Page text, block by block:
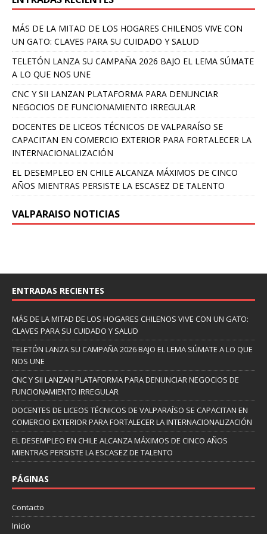
MÁS DE LA MITAD DE LOS HOGARES CHILENOS VIVE CON
UN GATO: CLAVES PARA SU CUIDADO Y SALUD
TELETÓN LANZA SU CAMPAÑA 2026 BAJO EL LEMA SÚMATE
A LO QUE NOS UNE
CNC Y SII LANZAN PLATAFORMA PARA DENUNCIAR
NEGOCIOS DE FUNCIONAMIENTO IRREGULAR
DOCENTES DE LICEOS TÉCNICOS DE VALPARAÍSO SE
CAPACITAN EN COMERCIO EXTERIOR PARA FORTALECER LA
INTERNACIONALIZACIÓN
EL DESEMPLEO EN CHILE ALCANZA MÁXIMOS DE CINCO
AÑOS MIENTRAS PERSISTE LA ESCASEZ DE TALENTO
VALPARAISO NOTICIAS
ENTRADAS RECIENTES
MÁS DE LA MITAD DE LOS HOGARES CHILENOS VIVE CON UN GATO:
CLAVES PARA SU CUIDADO Y SALUD
TELETÓN LANZA SU CAMPAÑA 2026 BAJO EL LEMA SÚMATE A LO QUE
NOS UNE
CNC Y SII LANZAN PLATAFORMA PARA DENUNCIAR NEGOCIOS DE
FUNCIONAMIENTO IRREGULAR
DOCENTES DE LICEOS TÉCNICOS DE VALPARAÍSO SE CAPACITAN EN
COMERCIO EXTERIOR PARA FORTALECER LA INTERNACIONALIZACIÓN
EL DESEMPLEO EN CHILE ALCANZA MÁXIMOS DE CINCO AÑOS
MIENTRAS PERSISTE LA ESCASEZ DE TALENTO
PÁGINAS
Contacto
Inicio